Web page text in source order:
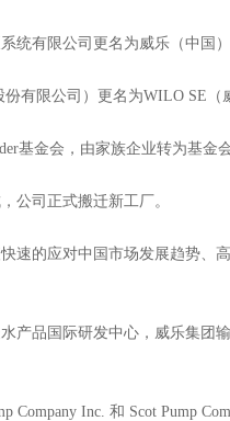
有限公司更名为威乐（中国）
限公司）更名为WILO SE（
基金会，由家族企业转为基金
司正式搬迁新工厂。
的应对中国市场发展趋势、
品国际研发中心，威乐集团
Inc. 和 Scot Pump